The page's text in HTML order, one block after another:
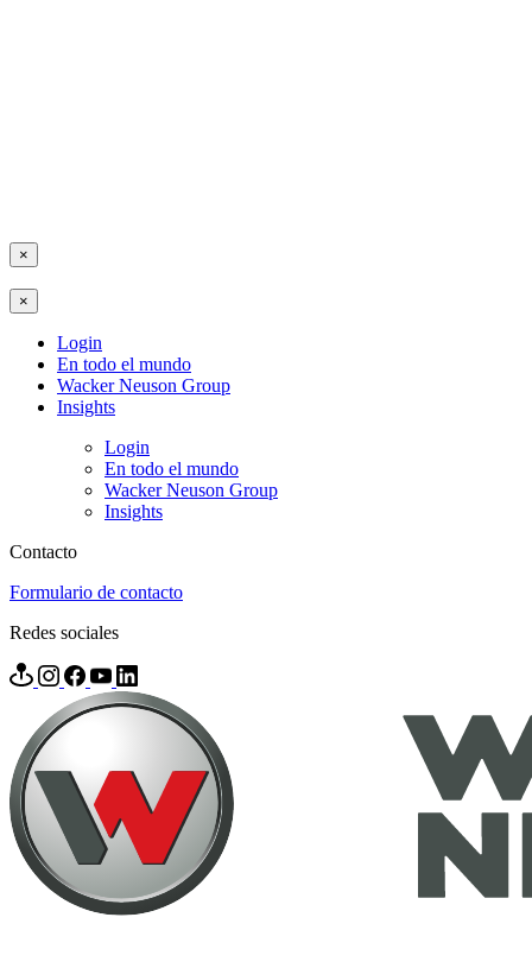
×
×
Login
En todo el mundo
Wacker Neuson Group
Insights
Login
En todo el mundo
Wacker Neuson Group
Insights
Contacto
Formulario de contacto
Redes sociales